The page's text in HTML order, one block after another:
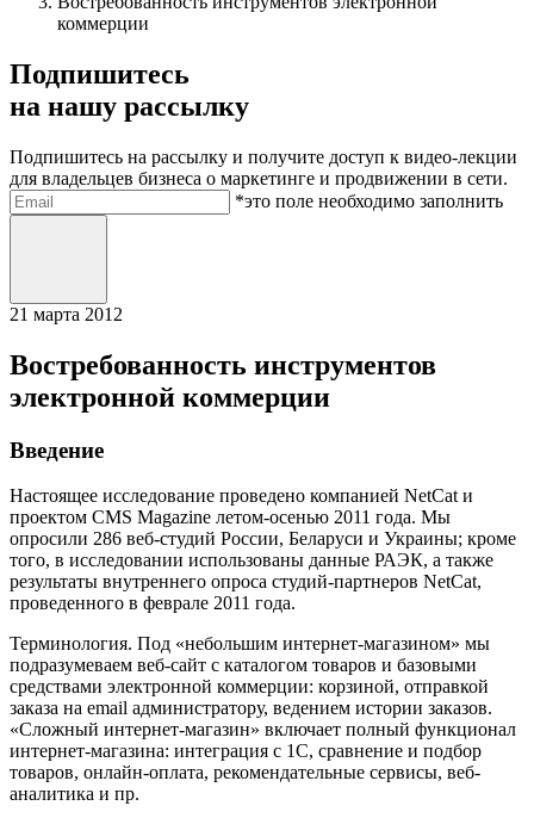
коммерции
Подпишитесь
на нашу рассылку
Подпишитесь на рассылку и получите доступ к видео-лекции
для владельцев бизнеса о маркетинге и продвижении в сети.
Электронная почта
*это поле необходимо заполнить
21 марта 2012
Востребованность инструментов
электронной коммерции
Введение
Настоящее исследование проведено компанией NetCat и
проектом CMS Magazine летом-осенью 2011 года. Мы
опросили 286 веб-студий России, Беларуси и Украины; кроме
того, в исследовании использованы данные РАЭК, а также
результаты внутреннего опроса студий-партнеров NetCat,
проведенного в феврале 2011 года.
Терминология. Под «небольшим интернет-магазином» мы
подразумеваем веб-сайт с каталогом товаров и базовыми
средствами электронной коммерции: корзиной, отправкой
заказа на email администратору, ведением истории заказов.
«Сложный интернет-магазин» включает полный функционал
интернет-магазина: интеграция с 1С, сравнение и подбор
товаров, онлайн-оплата, рекомендательные сервисы, веб-
аналитика и пр.